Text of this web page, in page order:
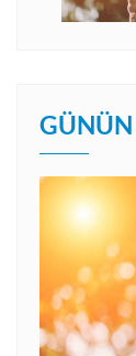
GÜNÜN